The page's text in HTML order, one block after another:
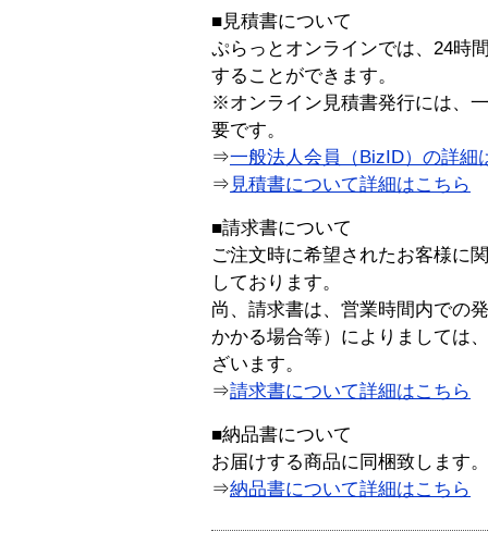
■見積書について
ぷらっとオンラインでは、24時
することができます。
※オンライン見積書発行には、
要です。
⇒一般法人会員（BizID）の詳細
⇒ 見積書について詳細はこちら
■請求書について
ご注文時に希望されたお客様に
しております。
尚、請求書は、営業時間内での
かかる場合等）によりましては
ざいます。
⇒請求書について詳細はこちら
■納品書について
お届けする商品に同梱致します。
⇒納品書について詳細はこちら